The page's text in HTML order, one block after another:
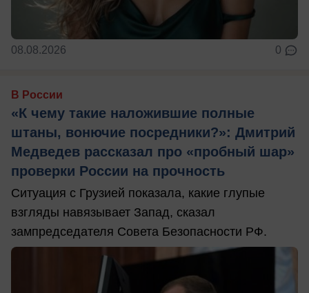
08.08.2026 0
В России
«К чему такие наложившие полные
штаны, вонючие посредники?»: Дмитрий
Медведев рассказал про «пробный шар»
проверки России на прочность
Ситуация с Грузией показала, какие глупые
взгляды навязывает Запад, сказал
зампредседателя Совета Безопасности РФ.